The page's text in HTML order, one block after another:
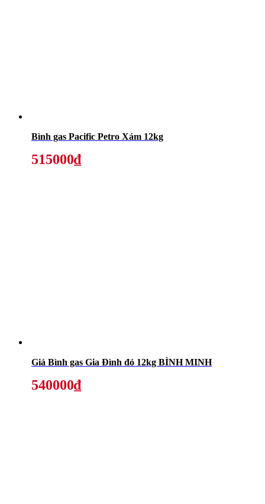
Bình gas Pacific Petro Xám 12kg
515000₫
Giá Bình gas Gia Đình đỏ 12kg BÌNH MINH
540000₫